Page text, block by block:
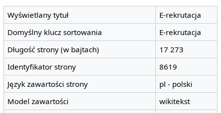
Wyświetlany tytuł
E-rekrutacja
Domyślny klucz sortowania
E-rekrutacja
Długość strony (w bajtach)
17 273
Identyfikator strony
8619
Język zawartości strony
pl - polski
Model zawartości
wikitekst